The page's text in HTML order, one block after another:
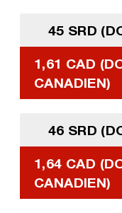
45 SRD
1,61 CAD
CANADIEN)
46 SRD
1,64 CAD
CANADIEN)